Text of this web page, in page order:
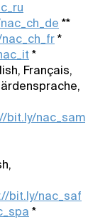
**
*
*
Français,
bit.ly/nac_sam
bit.ly/nac_saf
*